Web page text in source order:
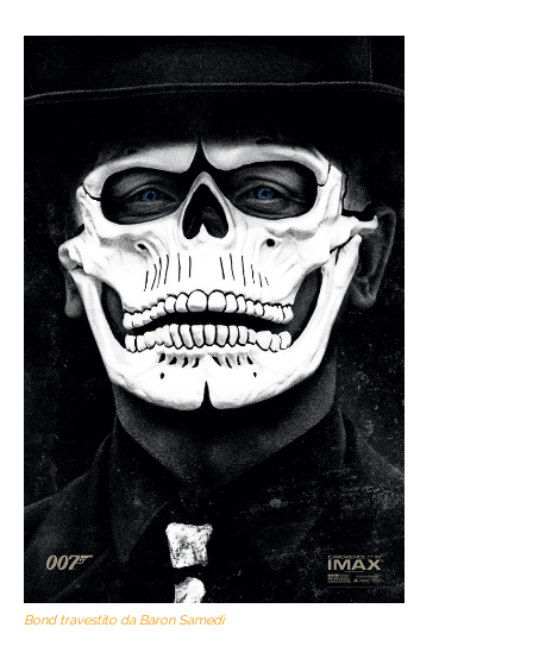
Bond travestito da Baron Samedi